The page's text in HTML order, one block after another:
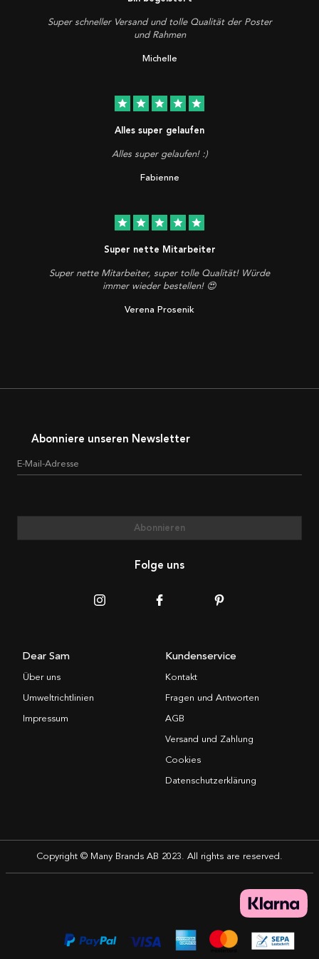
Super schneller Versand und tolle Qualität der Poster
und Rahmen
Michelle
star star star star star
Alles super gelaufen
Alles super gelaufen! :)
Fabienne
star star star star star
Super nette Mitarbeiter
Super nette Mitarbeiter, super tolle Qualität! Würde
immer wieder bestellen! 😍
Verena Prosenik
Abonniere unseren Newsletter
E-Mail-Adresse
Abonnieren
Folge uns
Dear Sam
Über uns
Umweltrichtlinien
Impressum
Kundenservice
Kontakt
Fragen und Antworten
AGB
Versand und Zahlung
Cookies
Datenschutzerklärung
Copyright © Many Brands AB 2023. All rights are reserved.